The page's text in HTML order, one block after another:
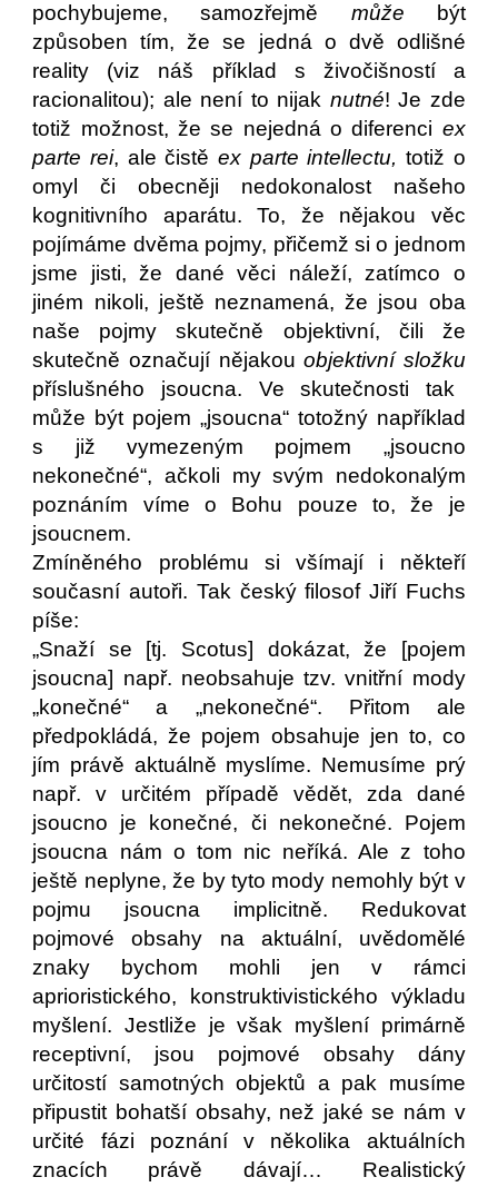
pochybujeme, samozřejmě může být
způsoben tím, že se jedná o dvě odlišné
reality (viz náš příklad s živočišností a
racionalitou); ale není to nijak nutné! Je zde
totiž možnost, že se nejedná o diferenci ex
parte rei, ale čistěex parte intellectu, totiž o
omyl či obecněji nedokonalost našeho
kognitivního aparátu. To, že nějakou věc
pojímáme dvěma pojmy, přičemž si o jednom
jsme jisti, že dané věci náleží, zatímco o
jiném nikoli, ještě neznamená, že jsou oba
naše pojmy skutečně objektivní, čili že
skutečně označují nějakouobjektivní složku
příslušného jsoucna. Ve skutečnosti tak
může být pojem „jsoucna“ totožný například
s již vymezeným pojmem „jsoucno
nekonečné“, ačkoli my svým nedokonalým
poznáním víme o Bohu pouze to, že je
jsoucnem.
Zmíněného problému si všímají i někteří
současní autoři. Tak český filosof Jiří Fuchs
píše:
„Snaží se [tj. Scotus] dokázat, že [pojem
jsoucna] např. neobsahuje tzv. vnitřní mody
„konečné“ a „nekonečné“. Přitom ale
předpokládá, že pojem obsahuje jen to, co
jím právě aktuálně myslíme. Nemusíme prý
např. v určitém případě vědět, zda dané
jsoucno je konečné, či nekonečné. Pojem
jsoucna nám o tom nic neříká. Ale z toho
ještě neplyne, že by tyto mody nemohly být v
pojmu jsoucna implicitně. Redukovat
pojmové obsahy na aktuální, uvědomělé
znaky bychom mohli jen v rámci
aprioristického, konstruktivistického výkladu
myšlení. Jestliže je však myšlení primárně
receptivní, jsou pojmové obsahy dány
určitostí samotných objektů a pak musíme
připustit bohatší obsahy, než jaké se nám v
určité fázi poznání v několika aktuálních
znacích právě dávají… Realistický